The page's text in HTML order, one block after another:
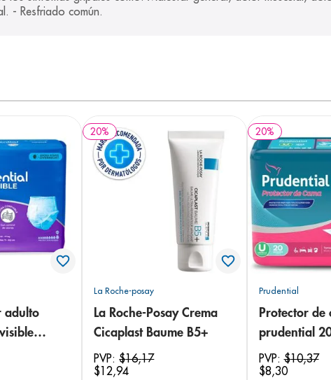
- Resfriado común.
adulto
18
20%
La Roche-posay
La Roche-Posay Crema
Cicaplast Baume B5+
PVP:$16,17
$12,94
20%
Prudential
Protector de
prudential
PVP:$10,37
$8,30